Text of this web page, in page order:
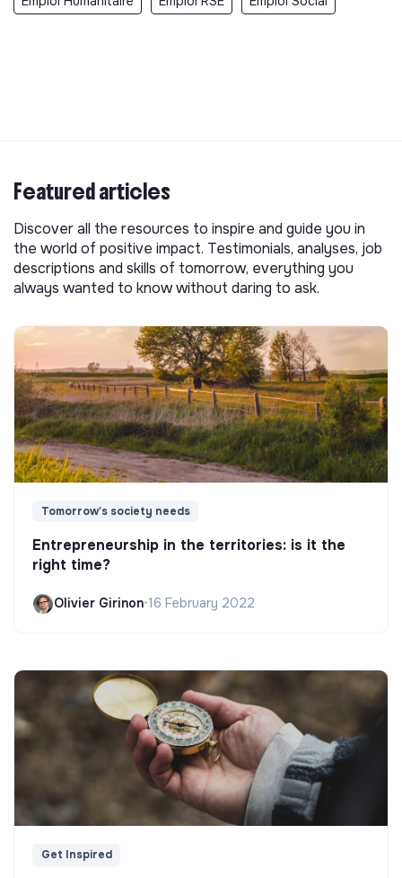
Featured articles
Discover all the resources to inspire and guide you in
the world of positive impact. Testimonials, analyses, job
descriptions and skills of tomorrow, everything you
always wanted to know without daring to ask.
Tomorrow's society needs
Entrepreneurship in the territories: is it the
right time?
Olivier Girinon•16 February 2022
Get Inspired